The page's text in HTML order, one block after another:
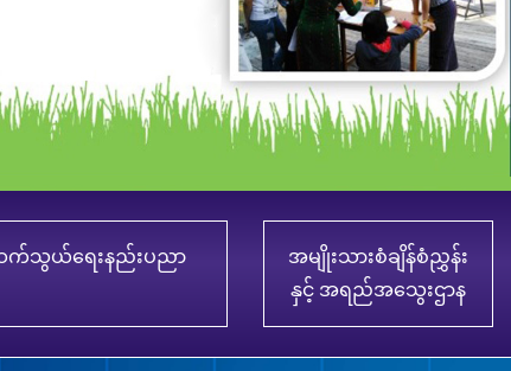
သွယ်ရေးနည်းပညာ
အမျိုးသားစံချိန်စံညွှန်း
နှင့် အရည်အသွေးဌာန